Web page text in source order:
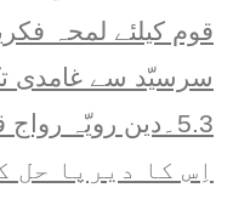
قوم کیلئے لمحہ
سرسیّد سے غامدی
5.3۔دین رویّہ رواج قانون
اِس کا ديرپا حل